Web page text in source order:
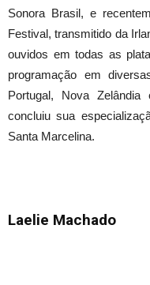
Sonora Brasil, e
Festival, transmitido da
ouvidos em todas as
programação em
Portugal, Nova
concluiu sua
Santa Marcelina.
Laelie Machado